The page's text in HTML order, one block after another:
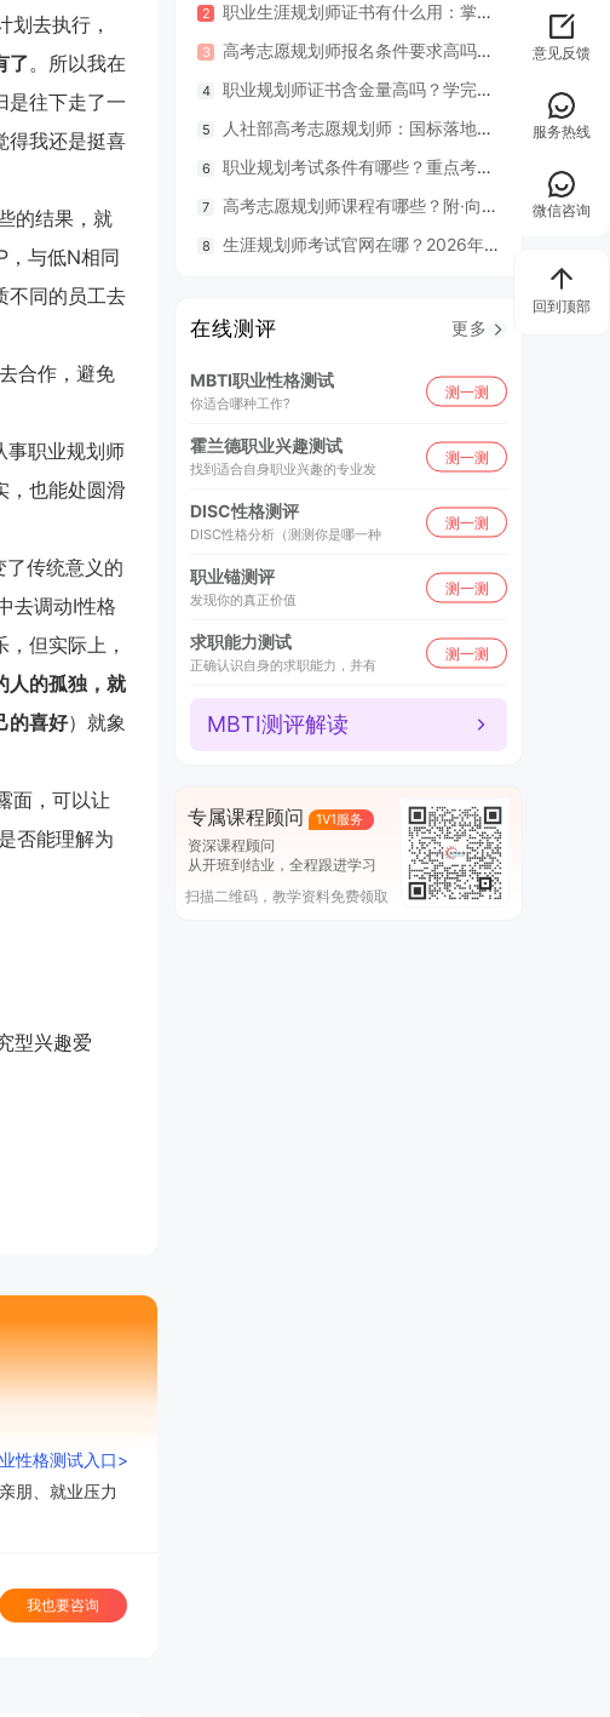
划去执行，
了。所以我在
是往下走了一
得我还是挺喜
的结果，就
，与低N相同
不同的员工去
合作，避免
事职业规划师
，也能处圆滑
了传统意义的
去调动I性格
但实际上，
人的孤独，就
的喜好）就象
面，可以让
否能理解为
型兴趣爱
性格测试入口>
朋、就业压力
我也要咨询
流
流
交流
职业生涯规划师证书有什么用：掌握专业知识与技能，助人也助己！
高考志愿规划师报名条件要求高吗？专业认证在哪里考？
职业规划师证书含金量高吗？学完好找工作吗？
人社部高考志愿规划师：国标落地，从业标准更明确，持证执业不可少
职业规划考试条件有哪些？重点考什么？
高考志愿规划师课程有哪些？附·向阳生涯26年UAPM课程开班计划表
生涯规划师考试官网在哪？2026年生涯规划师考证信息大盘点
江
因疫
毕业就
在线测评 更多
MBTI职业性格测试
你适合哪种工作?
测一测
霍兰德职业兴趣测试
找到适合自身职业兴趣的专业发
测一测
DISC性格测评
DISC性格分析（测测你是哪一种
测一测
职业锚测评
发现你的真正价值
测一测
求职能力测试
正确认识自身的求职能力，并有
测一测
MBTI测评解读
专属课程顾问 1V1服务
资深课程顾问
从开班到结业，全程跟进学习
扫描二维码，教学资料免费领取
意见反馈
服务热线
微信咨询
回到顶部